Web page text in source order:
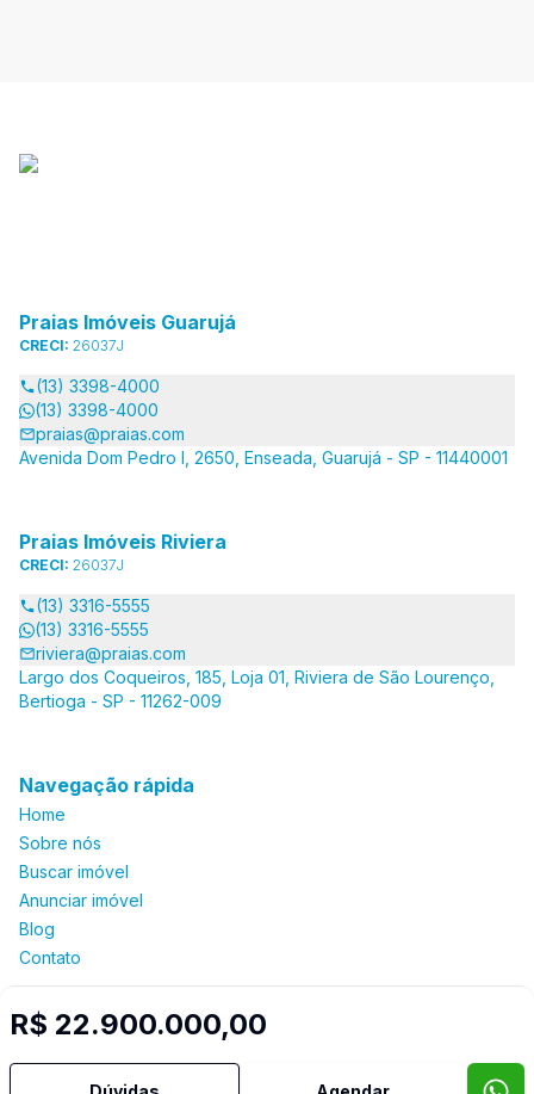
R$ 22.900.000,00
Praias Imóveis Guarujá
CRECI: 26037J
(13) 3398-4000
(13) 3398-4000
praias@praias.com
Avenida Dom Pedro I, 2650, Enseada, Guarujá - SP - 11440001
Praias Imóveis Riviera
CRECI: 26037J
(13) 3316-5555
(13) 3316-5555
riviera@praias.com
Largo dos Coqueiros, 185, Loja 01, Riviera de São Lourenço,
Bertioga - SP - 11262-009
Navegação rápida
Home
Sobre nós
Buscar imóvel
Anunciar imóvel
Blog
Contato
Selo de Tecnologia Loft